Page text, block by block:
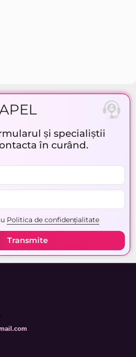
și specialiștii
în curând.
Politica de confidențialitate
Transmite